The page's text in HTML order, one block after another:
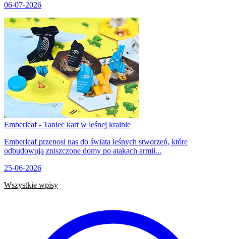
06-07-2026
Emberleaf - Taniec kart w leśnej krainie
Emberleaf przenosi nas do świata leśnych stworzeń, które
odbudowują zniszczone domy po atakach armii...
25-06-2026
Wszystkie wpisy